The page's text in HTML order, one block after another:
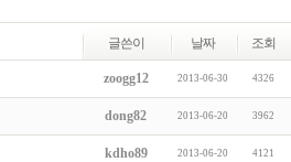
글쓴이 날짜 조회
zoogg12 2013-06-30 4326
dong82 2013-06-20 3962
kdho89 2013-06-20 4121